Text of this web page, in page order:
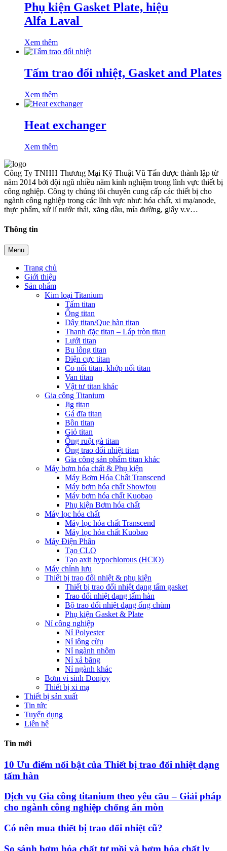
Phụ kiện Gasket Plate, hiệu
Alfa Laval
Xem thêm
Tấm trao đổi nhiệt, Gasket and Plates
Xem thêm
Heat exchanger
Xem thêm
Công Ty TNHH Thương Mại Kỹ Thuật Vũ Tấn được thành lập từ
năm 2014 bởi đội ngũ nhiều năm kinh nghiệm trong lĩnh vực thiết bị
công nghiệp. Công ty chúng tôi chuyên cung cấp các thiết bị cho
ngành công nghiệp trong các lĩnh vực như: hóa chất, xi mạ/anode,
thực phẩm, xử lí nước thải, xăng dầu, mía đường, giấy v.v…
Thông tin
Menu
Trang chủ
Giới thiệu
Sản phẩm
Kim loại Titanium
Tấm titan
Ống titan
Dây titan/Que hàn titan
Thanh đặc titan – Láp tròn titan
Lưới titan
Bu lông titan
Điện cực titan
Co nối titan, khớp nối titan
Van titan
Vật tư titan khác
Gia công Titanium
Jig titan
Gá đĩa titan
Bồn titan
Giỏ titan
Ống ruột gà titan
Ống trao đổi nhiệt titan
Gia công sản phẩm titan khác
Máy bơm hóa chất & Phụ kiện
Máy Bơm Hóa Chất Transcend
Máy bơm hóa chất Showfou
Máy bơm hóa chất Kuobao
Phụ kiện Bơm hóa chất
Máy lọc hóa chất
Máy lọc hóa chất Transcend
Máy lọc hóa chất Kuobao
Máy Điện Phân
Tạo CLO
Tạo axit hypochlorous (HClO)
Máy chỉnh lưu
Thiết bị trao đổi nhiệt & phụ kiện
Thiết bị trao đổi nhiệt dạng tấm gasket
Trao đổi nhiệt dạng tấm hàn
Bộ trao đổi nhiệt dạng ống chùm
Phụ kiện Gasket & Plate
Nỉ công nghiệp
Nỉ Polyester
Nỉ lông cừu
Nỉ ngành nhôm
Nỉ xả băng
Nỉ ngành khác
Bơm vi sinh Donjoy
Thiết bị xi mạ
Thiết bị sản xuất
Tin tức
Tuyển dụng
Liên hệ
Tin mới
10 Ưu điểm nổi bật của Thiết bị trao đổi nhiệt dạng
tấm hàn
Dịch vụ Gia công titanium theo yêu cầu – Giải pháp
cho ngành công nghiệp chống ăn mòn
Có nên mua thiết bị trao đổi nhiệt cũ?
So sánh bơm hóa chất tự mồi và bơm hóa chất ly